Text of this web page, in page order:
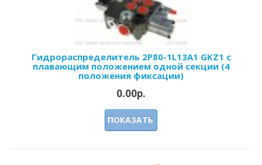
Гидрораспределитель 2Р80-1L13А1 GKZ1 с
плавающим положением одной секции (4
положения фиксации)
0.00р.
ПОКАЗАТЬ